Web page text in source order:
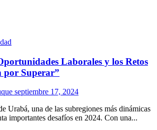
Laborales y los Retos
por Superar”
septiembre 17, 2024
Urabá, una de las subregiones más dinámicas
importantes desafíos en 2024. Con una...